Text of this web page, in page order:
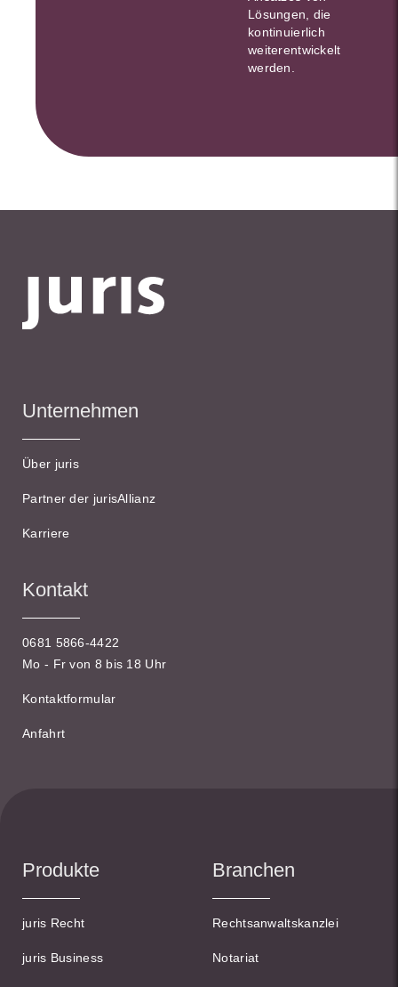
Lösungen, die
kontinuierlich
weiterentwickelt
werden.
Unternehmen
Über juris
Partner der jurisAllianz
Karriere
Kontakt
0681 5866-4422
Mo - Fr von 8 bis 18 Uhr
Kontaktformular
Anfahrt
Produkte
juris Recht
juris Business
Branchen
Rechtsanwaltskanzlei
Notariat